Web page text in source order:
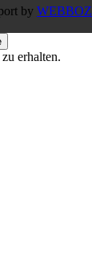
by WEBBOZ
erhalten.